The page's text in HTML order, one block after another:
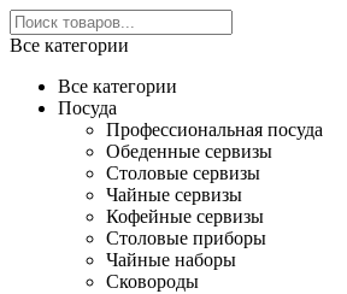
Все категории
Все категории
Посуда
Профессиональная посуда
Обеденные сервизы
Столовые сервизы
Чайные сервизы
Кофейные сервизы
Столовые приборы
Чайные наборы
Сковороды